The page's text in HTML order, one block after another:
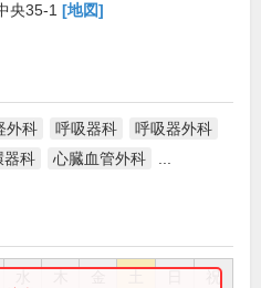
央35-1 [地図]
外科 呼吸器科
呼吸器外科
器科 心臓血管外科
祝